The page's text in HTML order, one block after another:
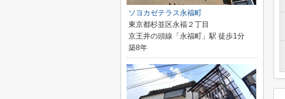
ソヨカゼテラス永福町
東京都杉並区永福２丁目
京王井の頭線「永福町」駅 徒歩1分
築8年